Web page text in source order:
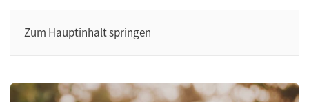
Zum Hauptinhalt springen